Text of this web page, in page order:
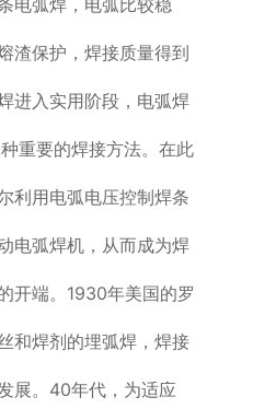
渣保护，焊接质量得到
进入实用阶段，电弧焊
重要的焊接方法。在此
利用电弧电压控制焊条
电弧焊机，从而成为焊
开端。1930年美国的罗
和焊剂的埋弧焊，焊接
展。40年代，为适应